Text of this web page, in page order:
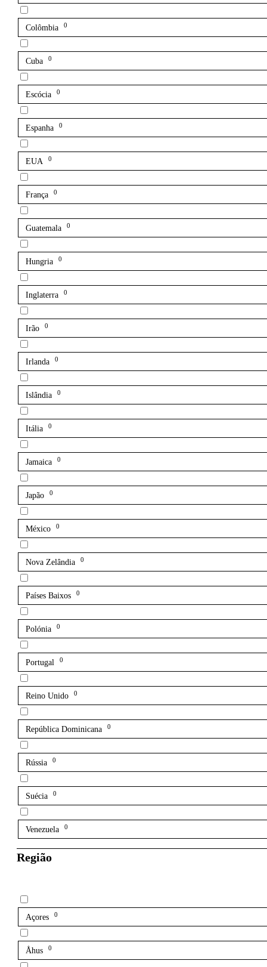
Colômbia 0
Cuba 0
Escócia 0
Espanha 0
EUA 0
França 0
Guatemala 0
Hungria 0
Inglaterra 0
Irão 0
Irlanda 0
Islândia 0
Itália 0
Jamaica 0
Japão 0
México 0
Nova Zelândia 0
Países Baixos 0
Polónia 0
Portugal 0
Reino Unido 0
República Dominicana 0
Rússia 0
Suécia 0
Venezuela 0
Região
Açores 0
Åhus 0